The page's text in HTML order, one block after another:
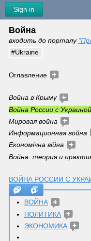
Sign in
Война
входить до порталу
#Ukraine
Оглавление
Война в Крыму
Война России с Украиной
Мировая война
Информационная война
Економічна війна
Война: теория и
ВОЙНА РОССИИ С
ВОЙНА
ПОЛИТИКА
ЭКОНОМИКА